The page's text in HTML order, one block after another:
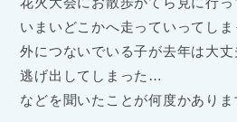
いまいどこかへ走っていってし
外につないでいる子が去年は大
逃げ出してしまった…
などを聞いたことが何度かありま